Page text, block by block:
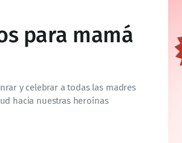
para mamá
y celebrar a todas las madres
hacia nuestras heroínas